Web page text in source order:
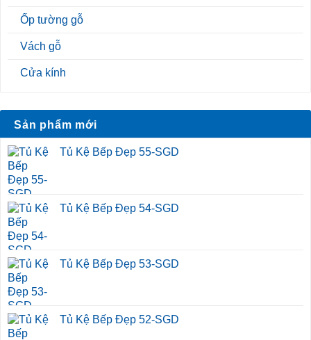
Ốp tường gỗ
Vách gỗ
Cửa kính
Sản phẩm mới
Tủ Kệ Bếp Đẹp 55-SGD
Tủ Kệ Bếp Đẹp 54-SGD
Tủ Kệ Bếp Đẹp 53-SGD
Tủ Kệ Bếp Đẹp 52-SGD